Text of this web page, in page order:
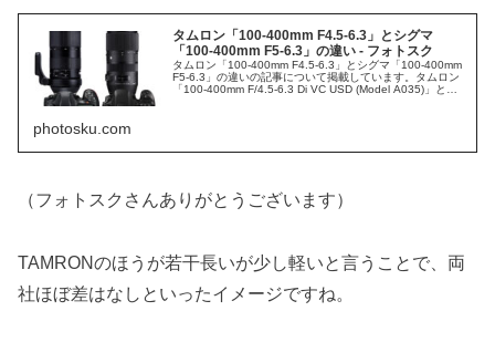
タムロン「100-400mm F4.5-6.3」とシグマ
「100-400mm F5-6.3」の違い - フォトスク
タムロン「100-400mm F4.5-6.3」とシグマ「100-400mm
F5-6.3」の違いの記事について掲載しています。タムロン
「100-400mm F/4.5-6.3 Di VC USD (Model A035)」とシ
photosku.com
（フォトスクさんありがとうございます）
TAMRONのほうが若干長いが少し軽いと言うことで、両
社ほぼ差はなしといったイメージですね。